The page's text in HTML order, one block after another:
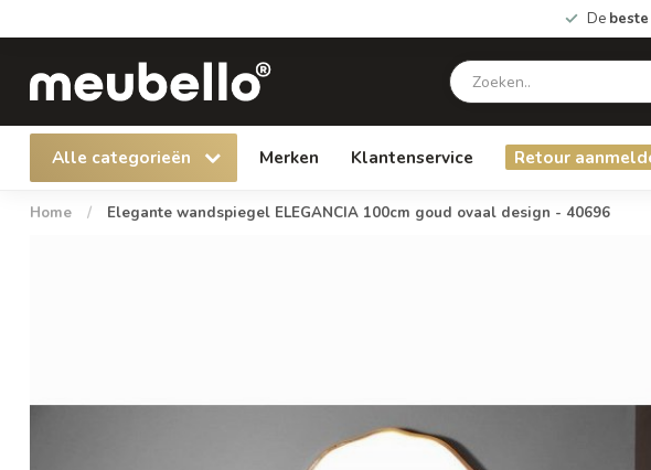
De beste
Alle categorieën Merken Klantenservice Retour
Home / Elegante wandspiegel ELEGANCIA 100cm goud ovaal design - 40696